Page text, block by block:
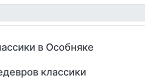
в Особняке
классики